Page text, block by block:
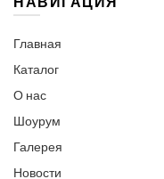
Главная
Каталог
О нас
Шоурум
Галерея
Новости